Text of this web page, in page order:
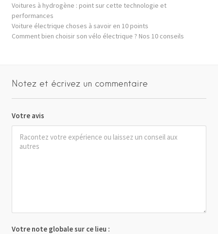
Voitures à hydrogène : point sur cette technologie et
performances
Voiture électrique choses à savoir en 10 points
Comment bien choisir son vélo électrique ? Nos 10 conseils
Notez et écrivez un commentaire
Votre avis
Votre note globale sur ce lieu :